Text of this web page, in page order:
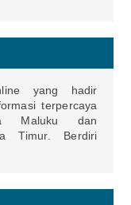
yang hadir
terpercaya
Maluku dan
Timur. Berdiri